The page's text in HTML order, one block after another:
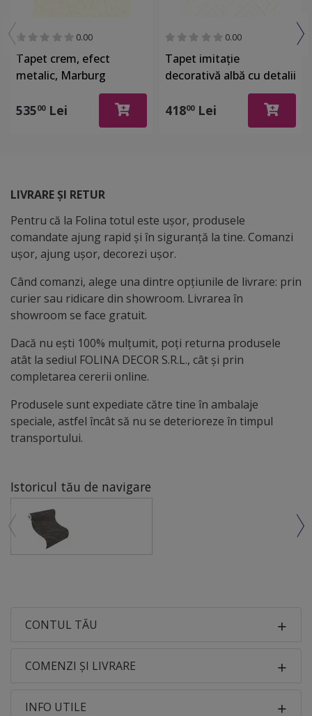
0.00
Tapet crem, efect
metalic, Marburg
Gloockler 52502
53500Lei
0.00
Tapet imitaţie
decorativă albă cu detalii
argintii, Marburg 32034
41800Lei
LIVRARE ȘI RETUR
Pentru că la Folina totul este ușor, produsele
comandate ajung rapid și în siguranță la tine. Comanzi
ușor, ajung ușor, decorezi ușor.
Când comanzi, alege una dintre opțiunile de livrare: prin
curier sau ridicare din showroom. Livrarea în
showroom se face gratuit.
Dacă nu ești 100% mulțumit, poți returna produsele
atât la sediul FOLINA DECOR S.R.L., cât și prin
completarea cererii online.
Produsele sunt expediate către tine în ambalaje
speciale, astfel încât să nu se deterioreze în timpul
transportului.
Istoricul tău de navigare
CONTUL TĂU
COMENZI ȘI LIVRARE
INFO UTILE